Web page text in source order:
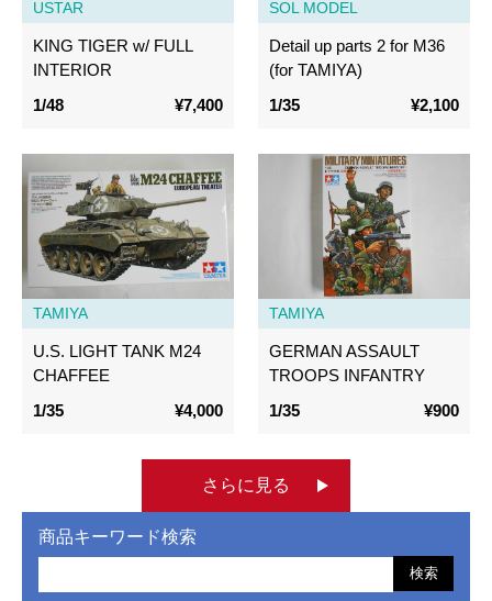
USTAR
KING TIGER w/ FULL
INTERIOR
1/48
¥7,400
SOL MODEL
Detail up parts 2 for M36
(for TAMIYA)
1/35
¥2,100
TAMIYA
U.S. LIGHT TANK M24
CHAFFEE
1/35
¥4,000
TAMIYA
GERMAN ASSAULT
TROOPS INFANTRY
1/35
¥900
さらに見る
商品キーワード検索
検索